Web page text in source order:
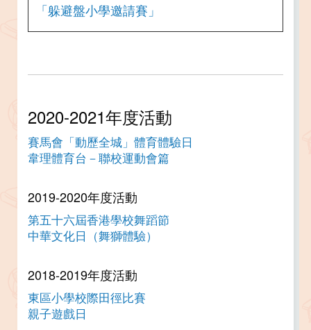
「躲避盤小學邀請賽」
2020-2021年度活動
賽馬會「動歷全城」體育體驗日
韋理體育台－聯校運動會篇
2019-2020年度活動
第五十六屆香港學校舞蹈節
中華文化日（舞獅體驗）
2018-2019年度活動
東區小學校際田徑比賽
親子遊戲日